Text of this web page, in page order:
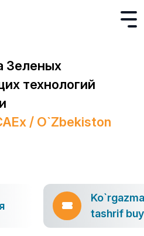
Зеленых
технологий
/ O`zbekiston
tashrif